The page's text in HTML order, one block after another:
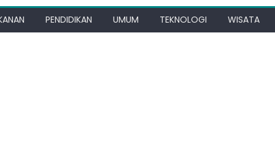
PENDIDIKAN UMUM TEKNOLOGI WISATA